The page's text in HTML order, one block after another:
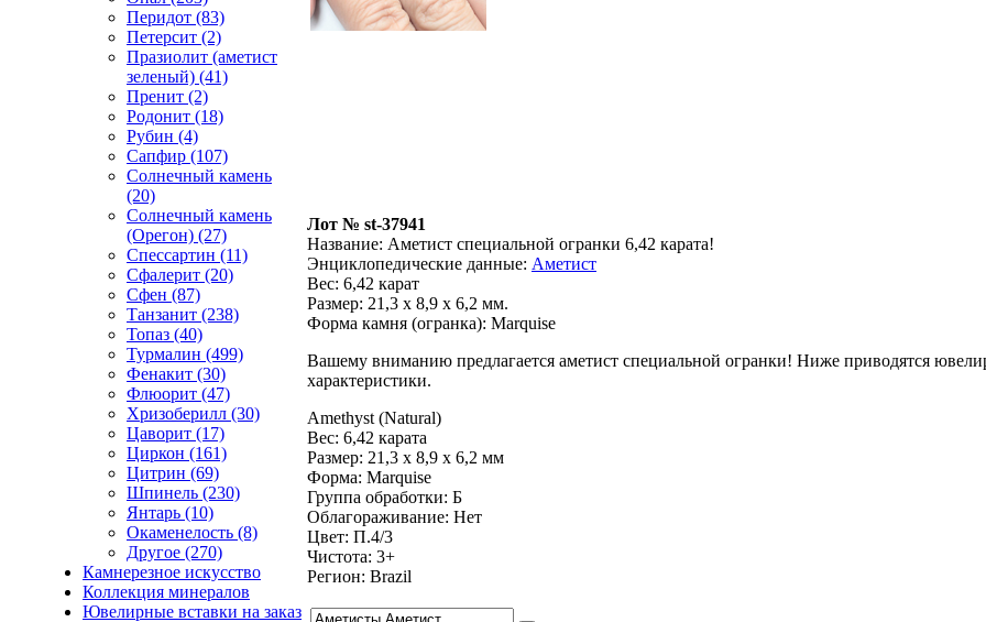
Перидот (83)
Петерсит (2)
Празиолит (аметист
зеленый) (41)
Пренит (2)
Родонит (18)
Рубин (4)
Сапфир (107)
Солнечный камень
(20)
Солнечный камень
(Орегон) (27)
Спессартин (11)
Сфалерит (20)
Сфен (87)
Танзанит (238)
Топаз (40)
Турмалин (499)
Фенакит (30)
Флюорит (47)
Хризоберилл (30)
Цаворит (17)
Циркон (161)
Цитрин (69)
Шпинель (230)
Янтарь (10)
Окаменелость (8)
Другое (270)
Камнерезное искусство
Коллекция минералов
Ювелирные вставки на заказ
Лот № st-37941
Название: Аметист специальной огранки 6,42 карата!
Энциклопедические данные: Аметист
Вес: 6,42 карат
Размер: 21,3 x 8,9 x 6,2 мм.
Форма камня (огранка): Marquise
Вашему вниманию предлагается аметист специальной огранки! Ниже приводятся
характеристики.
Amethyst (Natural)
Вес: 6,42 карата
Размер: 21,3 х 8,9 х 6,2 мм
Форма: Marquise
Группа обработки: Б
Облагораживание: Нет
Цвет: П.4/3
Чистота: 3+
Регион: Brazil